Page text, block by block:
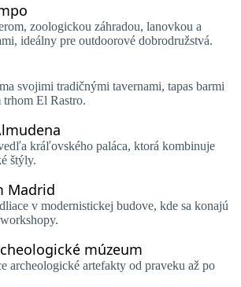
zoologickou záhradou, lanovkou a
ideálny pre outdoorové dobrodružstvá.
svojimi tradičnými tavernami, tapas barmi
El Rastro.
kráľovského paláca, ktorá kombinuje
štýly.
Madrid
v modernistickej budove, kde sa konajú
múzeum
archeologické artefakty od praveku až po